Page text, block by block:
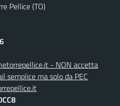
Pellice (TO)
- NON accetta
semplice ma solo da PEC